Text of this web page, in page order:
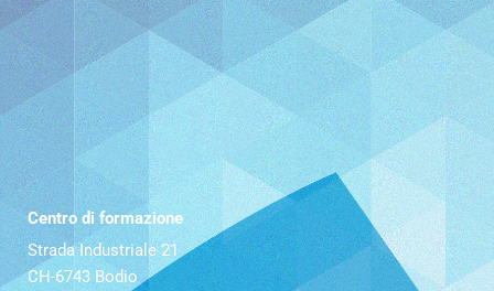
Centro di formazione
Strada Industriale 21
CH-6743 Bodio